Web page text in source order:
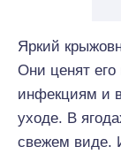
Яркий
Они ценят его
инфекциям и
уходе. В
свежем виде.